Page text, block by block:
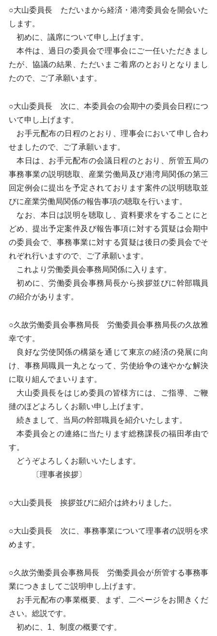
○大山委員長 ただいまから経済・港湾委員会を開会いた
します。
初めに、議席について申し上げます。
本件は、過日の委員会で理事会にご一任いただきまし
たが、協議の結果、ただいまご着席のとおりとなりまし
たので、ご了承願います。
○大山委員長 次に、本委員会の会期中の委員会日程につ
いて申し上げます。
お手元配布の日程のとおり、理事会において申し合わ
せましたので、ご了承願います。
本日は、お手元配布の会議日程のとおり、所管五局の
事務事業の説明聴取、産業労働局及び港湾局関係の第三
回定例会に提出を予定されております案件の説明聴取並
びに産業労働局関係の報告事項の聴取を行います。
なお、本日は説明を聴取し、資料要求をすることにと
どめ、提出予定案件及び報告事項に対する質疑は会期中
の委員会で、事務事業に対する質疑は後日の委員会でそ
れぞれ行いますので、ご了承願います。
これより労働委員会事務局関係に入ります。
初めに、労働委員会事務局長から挨拶並びに幹部職員
の紹介があります。
○久故労働委員会事務局長 労働委員会事務局長の久故雅
幸です。
良好な労使関係の構築を通じて東京の経済の発展に向
け、事務局職員一丸となって、労使紛争の速やかな解決
に取り組んでまいります。
大山委員長をはじめ委員の皆様方には、ご指導、ご鞭
撻のほどよろしくお願い申し上げます。
続きまして、当局の幹部職員を紹介いたします。
本委員会との連絡に当たります総務課長の福田孝由で
す。
どうぞよろしくお願いいたします。
〔理事者挨拶〕
○大山委員長 挨拶並びに紹介は終わりました。
○大山委員長 次に、事務事業について理事者の説明を求
めます。
○久故労働委員会事務局長 労働委員会が所管する事務事
業につきましてご説明申し上げます。
お手元配布の事業概要、まず、二ページをお開きくだ
さい。総説です。
初めに、1、制度の概要です。